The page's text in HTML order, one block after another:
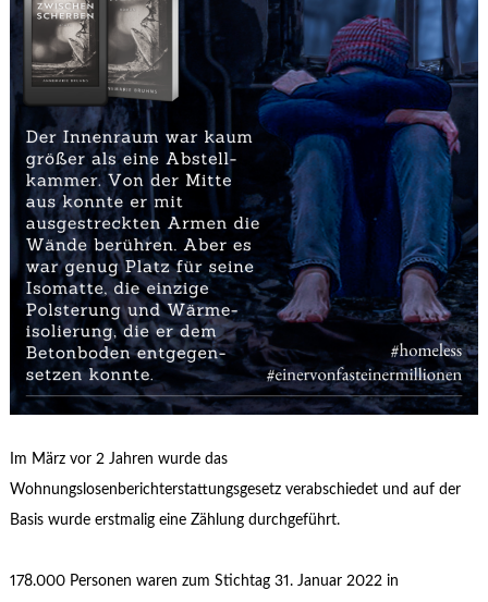
Im März vor 2 Jahren wurde das
Wohnungslosenberichterstattungsgesetz verabschiedet und auf der
Basis wurde erstmalig eine Zählung durchgeführt.
178.000 Personen waren zum Stichtag 31. Januar 2022 in